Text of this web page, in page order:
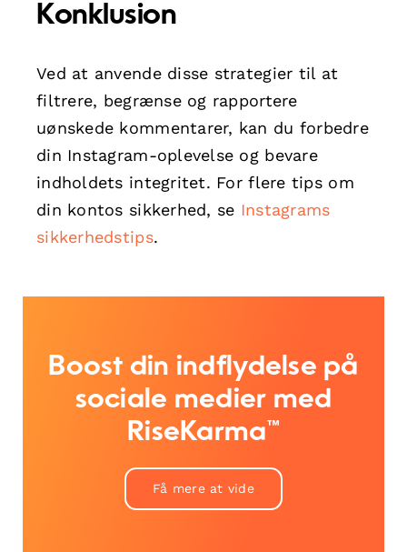
Konklusion
Ved at anvende disse strategier til at
filtrere, begrænse og rapportere
uønskede kommentarer, kan du forbedre
din Instagram-oplevelse og bevare
indholdets integritet. For flere tips om
din kontos sikkerhed, se Instagrams
sikkerhedstips.
Boost din indflydelse på
sociale medier med
RiseKarma™
Få mere at vide